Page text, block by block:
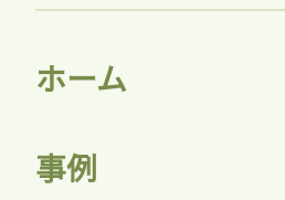
ホーム
事例